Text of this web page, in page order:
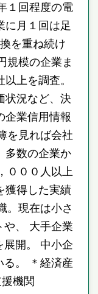
１回程度の電
に月１回は足
を重ね続け
規模の企業ま
上を調査。
状況など、決
企業信用情報
を見れば会社
多数の企業か
０００人以上
獲得した実績
。現在は小さ
や、 大手企業
展開。 中小企
る。 ＊経済産
機関